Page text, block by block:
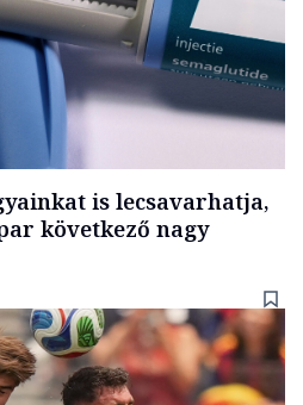
is lecsavarhatja,
következő nagy